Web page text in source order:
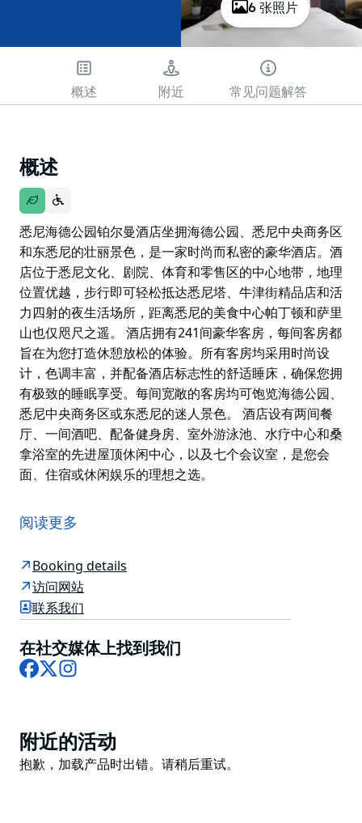
6 张照片
概述 附近 常见问题解答
概述
悉尼海德公园铂尔曼酒店坐拥海德公园、悉尼中央商务区
和东悉尼的壮丽景色，是一家时尚而私密的豪华酒店。酒
店位于悉尼文化、剧院、体育和零售区的中心地带，地理
位置优越，步行即可轻松抵达悉尼塔、牛津街精品店和活
力四射的夜生活场所，距离悉尼的美食中心帕丁顿和萨里
山也仅咫尺之遥。 酒店拥有241间豪华客房，每间客房都
旨在为您打造休憩放松的体验。所有客房均采用时尚设
计，色调丰富，并配备酒店标志性的舒适睡床，确保您拥
有极致的睡眠享受。每间宽敞的客房均可饱览海德公园、
悉尼中央商务区或东悉尼的迷人景色。 酒店设有两间餐
厅、一间酒吧、配备健身房、室外游泳池、水疗中心和桑
拿浴室的先进屋顶休闲中心，以及七个会议室，是您会
面、住宿或休闲娱乐的理想之选。
和东悉尼的壮丽景色，是一家时尚而私密的豪华酒店。酒
店位于悉尼文化、剧院、体育和零售区的中心地带，地理
力四射的夜生活场所，距离悉尼的美食中心帕丁顿和萨里
山也仅咫尺之遥。
酒店拥有241间豪华客房，每间客房都旨在为您打造休憩
放松的体验。所有客房均采用时尚设计，色调丰富，并配
备酒店标志性的舒适睡床，确保您拥有极致的睡眠享受。
酒店设有两间餐厅、一间酒吧、配备健身房、室外游泳
池、水疗中心和桑拿浴室的先进屋顶休闲中心，以及七个
会议室，是您会面、住宿或休闲娱乐的理想之选。
阅读更多
Booking details
访问网站
联系我们
在社交媒体上找到我们
Facebook
X
Product
List
附近的活动
Product
抱歉，加载产品时出错。请稍后重试。